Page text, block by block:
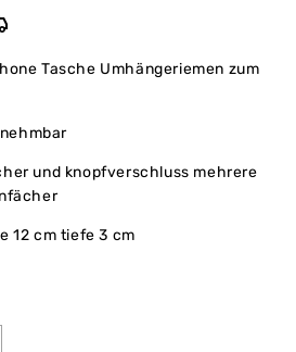
Tasche Umhängeriemen zum
und knopfverschluss mehrere
12 cm tiefe 3 cm